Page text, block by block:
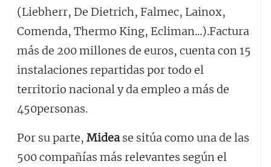
(Liebherr, De Dietrich, Falmec, Lainox,
Comenda, Thermo King, Ecliman...).Factura
más de 200 millones de euros, cuenta con 15
instalaciones repartidas por todo el
territorio nacional y da empleo a más de
450personas.
Por su parte, Midease sitúa como una de las
500 compañías más relevantes según el